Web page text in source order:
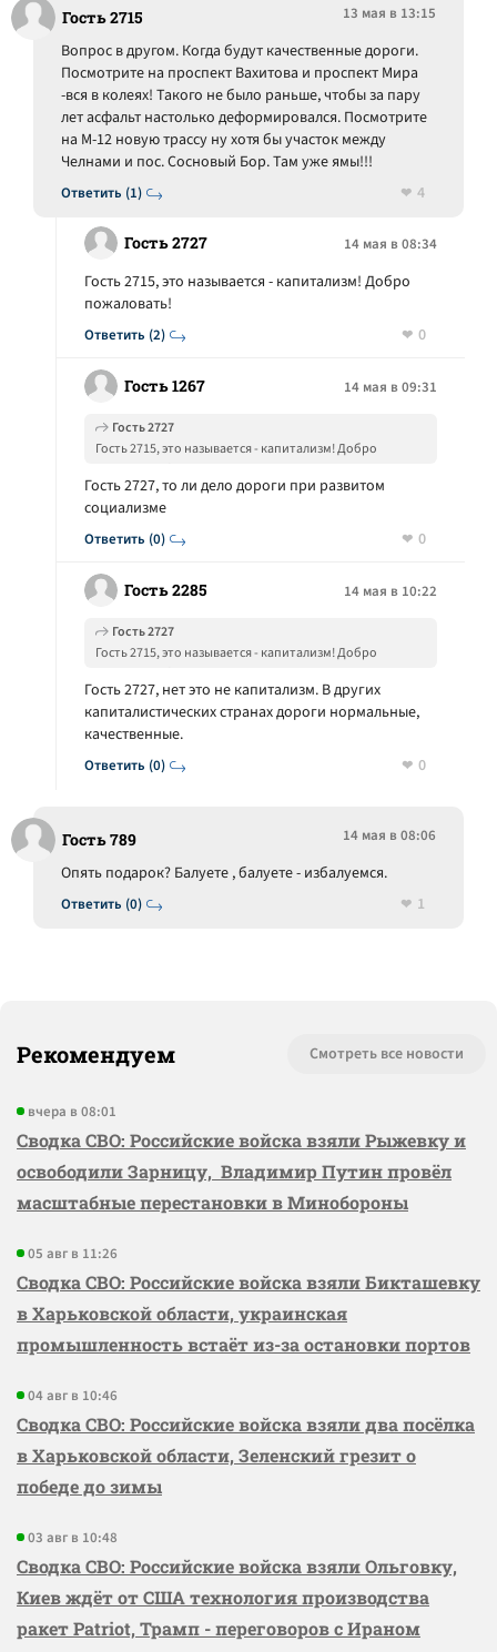
Гость 2715 13 мая в 13:15
Ответить (1)
Вопрос в другом. Когда будут качественные дороги.
Посмотрите на проспект Вахитова и проспект Мира
-вся в колеях! Такого не было раньше, чтобы за пару
лет асфальт настолько деформировался. Посмотрите
на М-12 новую трассу ну хотя бы участок между
Челнами и пос. Сосновый Бор. Там уже ямы!!!
4
Гость 2727 14 мая в 08:34
Ответить (2)
Гость 2715, это называется - капитализм! Добро
пожаловать!
0
Гость 1267 14 мая в 09:31
Ответить (0)
Гость 2727
Гость 2715, это называется - капитализм! Добро
Гость 2727, то ли дело дороги при развитом
социализме
0
Гость 2285 14 мая в 10:22
Ответить (0)
Гость 2727
Гость 2715, это называется - капитализм! Добро
Гость 2727, нет это не капитализм. В других
капиталистических странах дороги нормальные,
качественные.
0
Гость 789 14 мая в 08:06
Ответить (0)
Опять подарок? Балуете , балуете - избалуемся.
1
Рекомендуем Смотреть все новости
вчера в 08:01
Сводка СВО: Российские войска взяли Рыжевку и
освободили Зарницу, Владимир Путин провёл
масштабные перестановки в Минобороны
05 авг в 11:26
Сводка СВО: Российские войска взяли Бикташевку
в Харьковской области, украинская
промышленность встаёт из-за остановки портов
04 авг в 10:46
Сводка СВО: Российские войска взяли два посёлка
в Харьковской области, Зеленский грезит о
победе до зимы
03 авг в 10:48
Сводка СВО: Российские войска взяли Ольговку,
Киев ждёт от США технология производства
ракет Patriot, Трамп - переговоров с Ираном